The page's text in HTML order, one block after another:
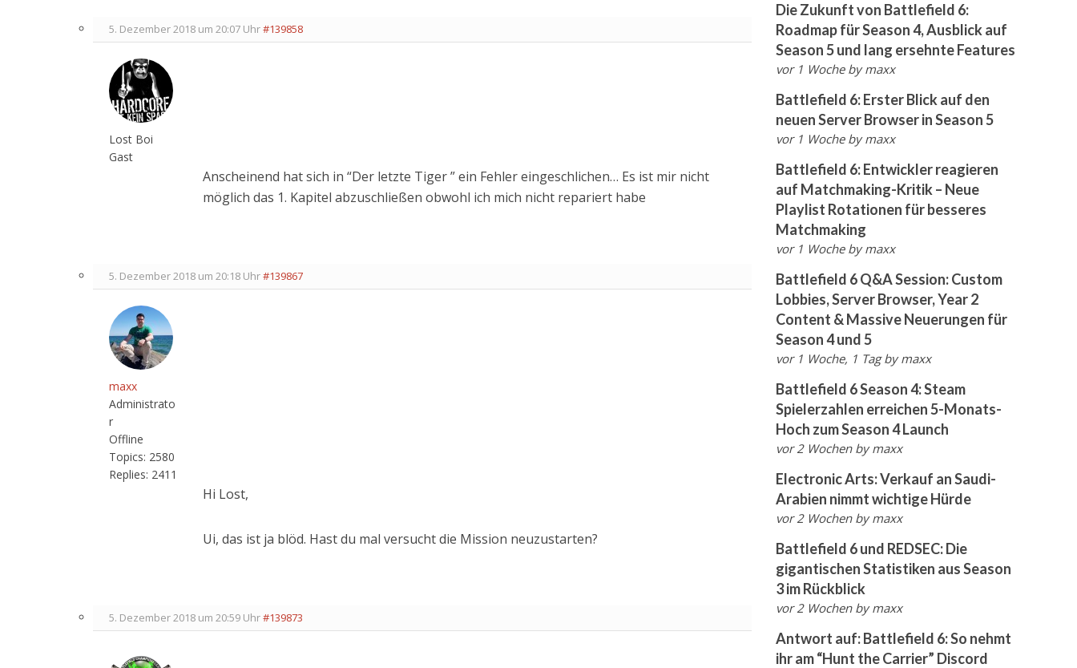
5. Dezember 2018 um 20:07 Uhr#139858
Lost Boi
Gast
Anscheinend hat sich in “Der letzte Tiger ” ein Fehler eingeschlichen… Es ist mir nicht
möglich das 1. Kapitel abzuschließen obwohl ich mich nicht repariert habe
5. Dezember 2018 um 20:18 Uhr#139867
maxx
Administrato
r
Offline
Topics: 2580
Replies: 2411
Hi Lost,
Ui, das ist ja blöd. Hast du mal versucht die Mission neuzustarten?
5. Dezember 2018 um 20:59 Uhr#139873
Die Zukunft von Battlefield 6:
Roadmap für Season 4, Ausblick auf
Season 5 und lang ersehnte Features
vor 1 Woche bymaxx
Battlefield 6: Erster Blick auf den
neuen Server Browser in Season 5
vor 1 Woche bymaxx
Battlefield 6: Entwickler reagieren
auf Matchmaking-Kritik – Neue
Playlist Rotationen für besseres
Matchmaking
vor 1 Woche bymaxx
Battlefield 6 Q&A Session: Custom
Lobbies, Server Browser, Year 2
Content & Massive Neuerungen für
Season 4 und 5
vor 1 Woche, 1 Tag bymaxx
Battlefield 6 Season 4: Steam
Spielerzahlen erreichen 5-Monats-
Hoch zum Season 4 Launch
vor 2 Wochen bymaxx
Electronic Arts: Verkauf an Saudi-
Arabien nimmt wichtige Hürde
vor 2 Wochen bymaxx
Battlefield 6 und REDSEC: Die
gigantischen Statistiken aus Season
3 im Rückblick
vor 2 Wochen bymaxx
Antwort auf: Battlefield 6: So nehmt
ihr am “Hunt the Carrier” Discord